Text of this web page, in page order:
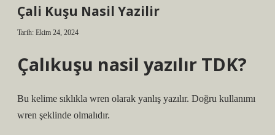
Çali Kuşu Nasil Yazilir
Tarih: Ekim 24, 2024
Çalıkuşu nasil yazılır TDK?
Bu kelime sıklıkla wren olarak yanlış yazılır. Doğru kullanımı
wren şeklinde olmalıdır.